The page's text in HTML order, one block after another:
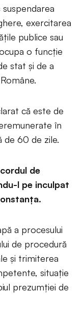
exercitarea
publice sau
o funcție
stat și de a
că este de
în
de 60 de zile.
de
l pe inculpat
a procesului
de procedură
și trimiterea
situație
prezumției de